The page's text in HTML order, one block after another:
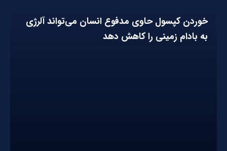
خوردن کپسول حاوی مدفوع انسان می‌تواند آلرژی
به بادام زمینی را کاهش دهد